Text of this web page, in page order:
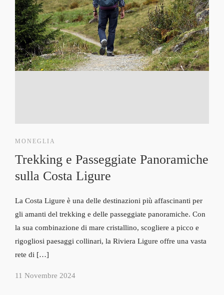
MONEGLIA
Trekking e Passeggiate Panoramiche
sulla Costa Ligure
La Costa Ligure è una delle destinazioni più affascinanti per
gli amanti del trekking e delle passeggiate panoramiche. Con
la sua combinazione di mare cristallino, scogliere a picco e
rigogliosi paesaggi collinari, la Riviera Ligure offre una vasta
rete di […]
11 Novembre 2024